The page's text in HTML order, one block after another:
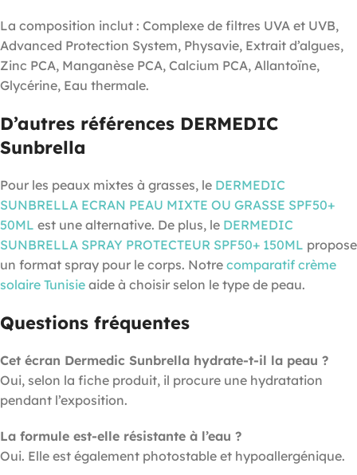
La composition inclut : Complexe de filtres UVA et UVB,
Advanced Protection System, Physavie, Extrait d’algues,
Zinc PCA, Manganèse PCA, Calcium PCA, Allantoïne,
Glycérine, Eau thermale.
D’autres références DERMEDIC
Sunbrella
Pour les peaux mixtes à grasses, le DERMEDIC
SUNBRELLA ECRAN PEAU MIXTE OU GRASSE SPF50+
50ML est une alternative. De plus, le DERMEDIC
SUNBRELLA SPRAY PROTECTEUR SPF50+ 150ML propose
un format spray pour le corps. Notre comparatif crème
solaire Tunisie aide à choisir selon le type de peau.
Questions fréquentes
Cet écran Dermedic Sunbrella hydrate-t-il la peau ?
Oui, selon la fiche produit, il procure une hydratation
pendant l’exposition.
La formule est-elle résistante à l’eau ?
Oui. Elle est également photostable et hypoallergénique.